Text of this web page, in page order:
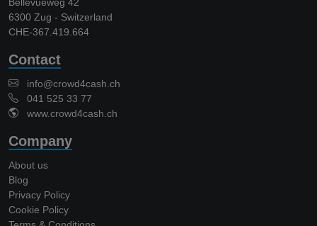
6300 Zug - Switzerland
CHE-367.419.664
Contact
info@crowd4cash.ch
041 525 33 77
www.crowd4cash.ch
Company
About us
Blog
Privacy Policy
Cookie Policy